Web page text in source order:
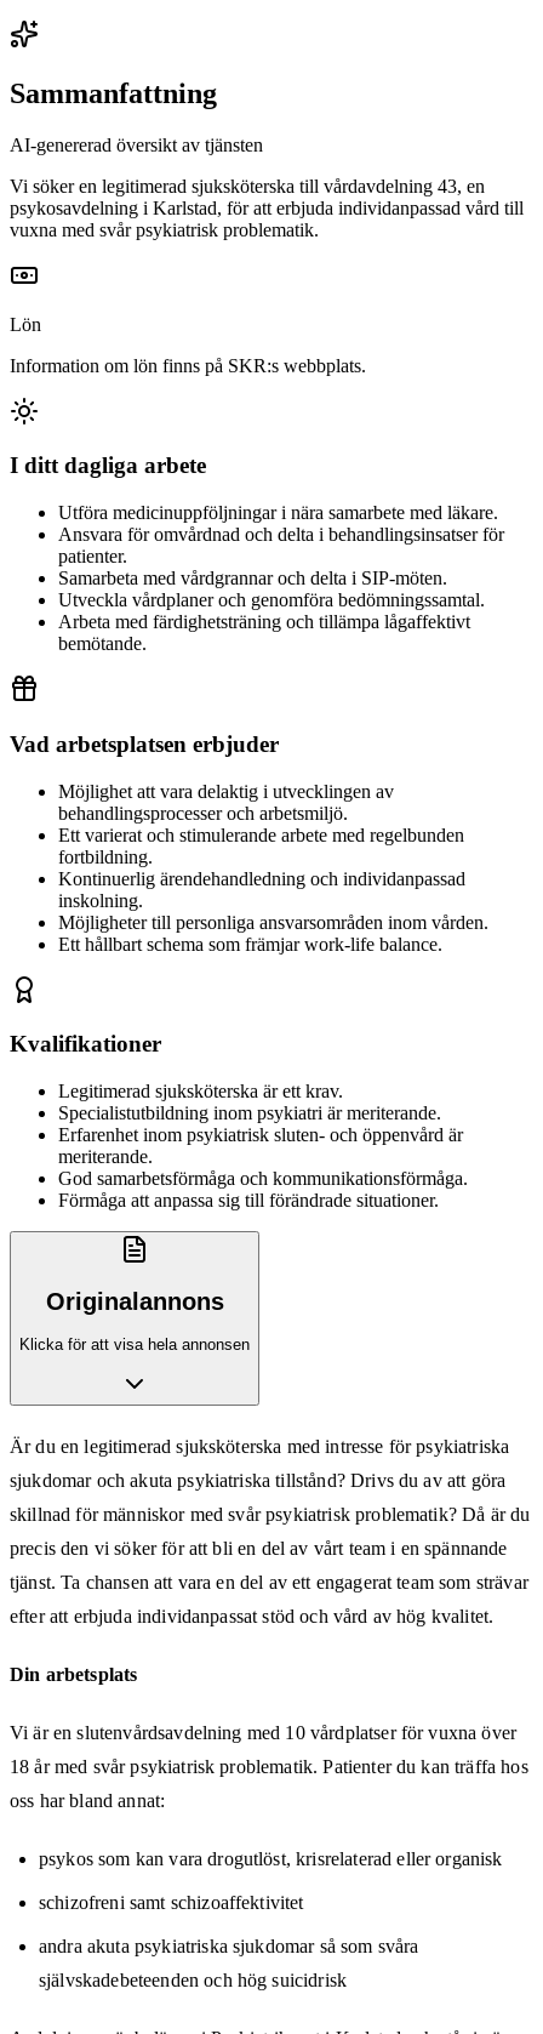
Sammanfattning
AI-genererad översikt av tjänsten
Vi söker en legitimerad sjuksköterska till vårdavdelning 43, en
psykosavdelning i Karlstad, för att erbjuda individanpassad vård till
vuxna med svår psykiatrisk problematik.
Lön
Information om lön finns på SKR:s webbplats.
I ditt dagliga arbete
Utföra medicinuppföljningar i nära samarbete med läkare.
Ansvara för omvårdnad och delta i behandlingsinsatser för
patienter.
Samarbeta med vårdgrannar och delta i SIP-möten.
Utveckla vårdplaner och genomföra bedömningssamtal.
Arbeta med färdighetsträning och tillämpa lågaffektivt
bemötande.
Vad arbetsplatsen erbjuder
Möjlighet att vara delaktig i utvecklingen av
behandlingsprocesser och arbetsmiljö.
Ett varierat och stimulerande arbete med regelbunden
fortbildning.
Kontinuerlig ärendehandledning och individanpassad
inskolning.
Möjligheter till personliga ansvarsområden inom vården.
Ett hållbart schema som främjar work-life balance.
Kvalifikationer
Legitimerad sjuksköterska är ett krav.
Specialistutbildning inom psykiatri är meriterande.
Erfarenhet inom psykiatrisk sluten- och öppenvård är
meriterande.
God samarbetsförmåga och kommunikationsförmåga.
Förmåga att anpassa sig till förändrade situationer.
Originalannons
Klicka för att visa hela annonsen
Är du en legitimerad sjuksköterska med intresse för psykiatriska
sjukdomar och akuta psykiatriska tillstånd? Drivs du av att göra
skillnad för människor med svår psykiatrisk problematik? Då är du
precis den vi söker för att bli en del av vårt team i en spännande
tjänst. Ta chansen att vara en del av ett engagerat team som strävar
efter att erbjuda individanpassat stöd och vård av hög kvalitet.
Din arbetsplats
Vi är en slutenvårdsavdelning med 10 vårdplatser för vuxna över
18 år med svår psykiatrisk problematik. Patienter du kan träffa hos
oss har bland annat:
psykos som kan vara drogutlöst, krisrelaterad eller organisk
schizofreni samt schizoaffektivitet
andra akuta psykiatriska sjukdomar så som svåra
självskadebeteenden och hög suicidrisk